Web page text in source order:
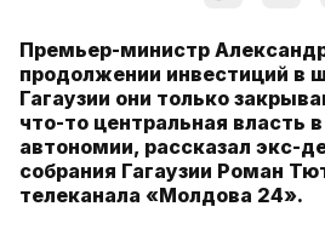
Премьер-министр
продолжении инвестиций в
Гагаузии они только
что-то центральная власть
автономии, рассказал экс-
собрания Гагаузии Роман
телеканала «Молдова 24».